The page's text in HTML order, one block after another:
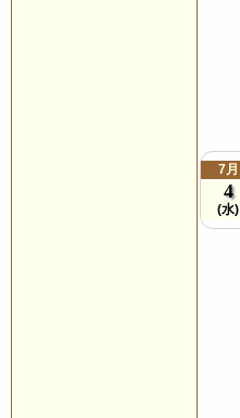
7月
4
(水)